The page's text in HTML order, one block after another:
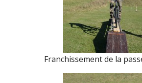
Franchissement de la